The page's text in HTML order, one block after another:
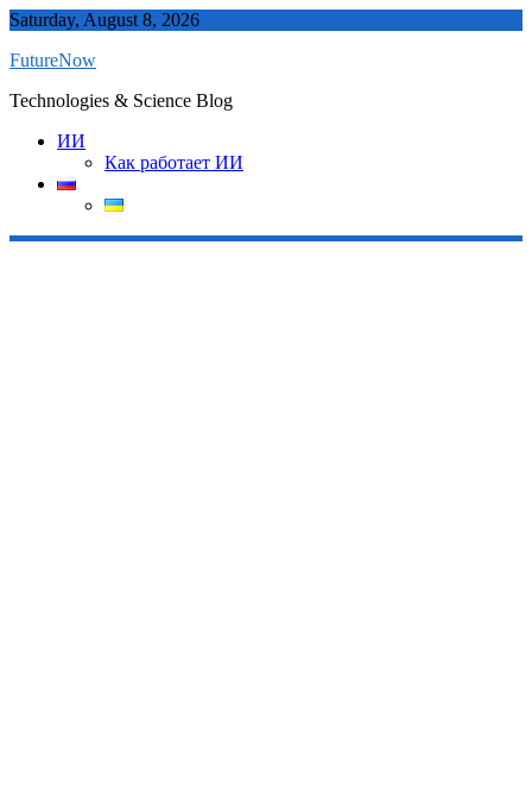
Skip
content
Saturday, August 8, 2026
FutureNow
Technologies & Science Blog
ИИ
Как работает ИИ